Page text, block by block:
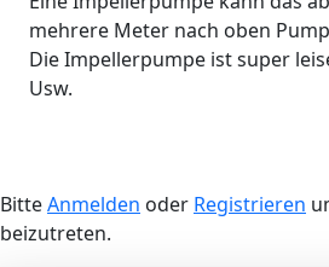
mehrere Meter nach oben
Die Impellerpumpe ist super
Usw.
BitteAnmelden oder Registrieren
beizutreten.